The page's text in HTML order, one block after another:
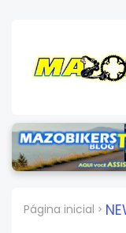
Página inicial